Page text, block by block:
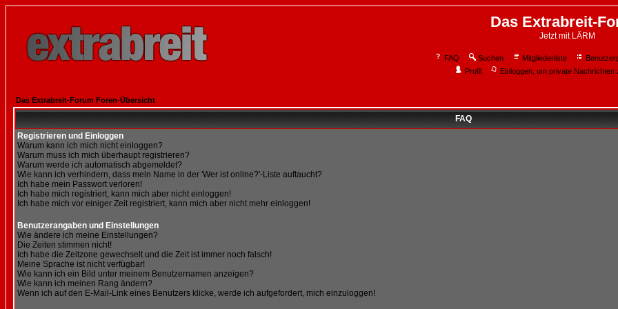
Das Extrabreit-
Jetzt mit LÄRM
FAQ Suchen Mitgliederliste
Profil
Einloggen, um private Nachrichten
Das Extrabreit-Forum Foren-Übersicht
FAQ
Registrieren und Einloggen
Warum kann ich mich nicht einloggen?
Warum muss ich mich überhaupt registrieren?
Warum werde ich automatisch abgemeldet?
Wie kann ich verhindern, dass mein Name in der 'Wer ist online?'-Liste auftaucht?
Ich habe mein Passwort verloren!
Ich habe mich registriert, kann mich aber nicht einloggen!
Ich habe mich vor einiger Zeit registriert, kann mich aber nicht mehr einloggen!
Benutzerangaben und Einstellungen
Wie ändere ich meine Einstellungen?
Die Zeiten stimmen nicht!
Ich habe die Zeitzone gewechselt und die Zeit ist immer noch falsch!
Meine Sprache ist nicht verfügbar!
Wie kann ich ein Bild unter meinem Benutzernamen anzeigen?
Wie kann ich meinen Rang ändern?
Wenn ich auf den E-Mail-Link eines Benutzers klicke, werde ich aufgefordert, mich einzuloggen!